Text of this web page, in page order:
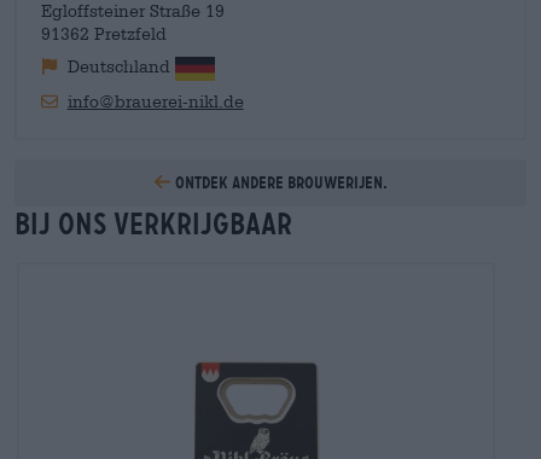
Egloffsteiner Straße 19
91362 Pretzfeld
Deutschland
info@brauerei-nikl.de
Ontdek andere brouwerijen.
Bij ons verkrijgbaar